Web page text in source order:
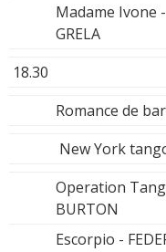
Madame Ivone
GRELA
18.30
Romance de
New York
Operation
BURTON
Escorpio -